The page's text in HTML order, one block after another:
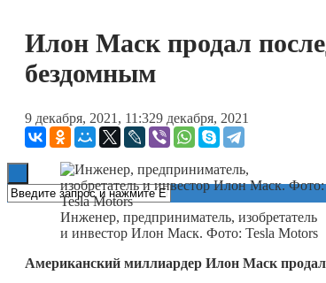
Книги
Илон Маск продал
бездомным
9 декабря, 2021, 11:329 декабря, 2021
Инженер, предприниматель, изобретатель
и инвестор Илон Маск. Фото: Tesla Motors
Американский миллиардер Илон Маск